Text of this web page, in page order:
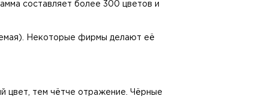
составляет более 300 цветов и
Некоторые фирмы делают её
цвет, тем чётче отражение. Чёрные